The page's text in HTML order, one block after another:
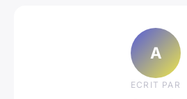
A
ECRIT PAR